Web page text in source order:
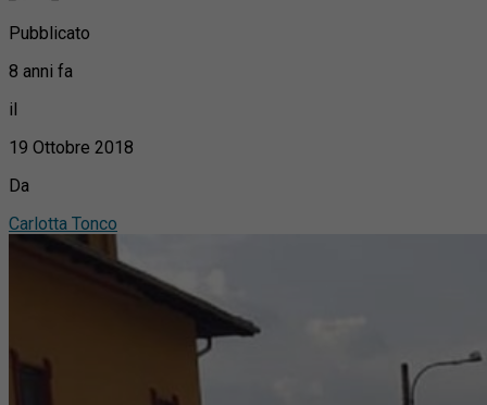
Pubblicato
8 anni fa
il
19 Ottobre 2018
Da
Carlotta Tonco